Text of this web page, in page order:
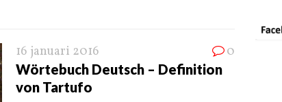
16 januari 2016 0
Wörtebuch Deutsch – Definition
von Tartufo